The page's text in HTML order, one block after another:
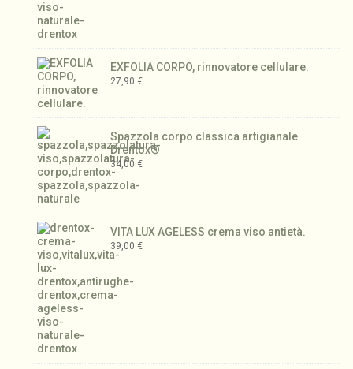
EXFOLIA CORPO, rinnovatore cellulare.
27,90 €
Spazzola corpo classica artigianale
Drentox®
34,00 €
VITA LUX AGELESS crema viso antietà.
39,00 €